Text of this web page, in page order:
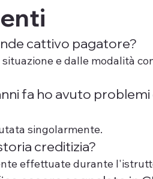
cattivo pagatore?
e dalle modalità
fa ho avuto problemi
singolarmente.
creditizia?
effettuate durante